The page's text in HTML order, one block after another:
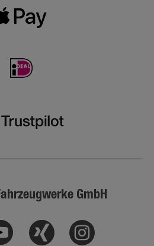
GmbH
Youtube Xing Instagram